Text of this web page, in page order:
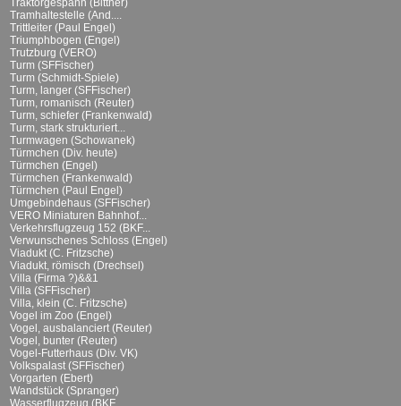
Traktorgespann (Bittner)
Tramhaltestelle (And....
Trittleiter (Paul Engel)
Triumphbogen (Engel)
Trutzburg (VERO)
Turm (SFFischer)
Turm (Schmidt-Spiele)
Turm, langer (SFFischer)
Turm, romanisch (Reuter)
Turm, schiefer (Frankenwald)
Turm, stark strukturiert...
Turmwagen (Schowanek)
Türmchen (Div. heute)
Türmchen (Engel)
Türmchen (Frankenwald)
Türmchen (Paul Engel)
Umgebindehaus (SFFischer)
VERO Miniaturen Bahnhof...
Verkehrsflugzeug 152 (BKF...
Verwunschenes Schloss (Engel)
Viadukt (C. Fritzsche)
Viadukt, römisch (Drechsel)
Villa (Firma ?)&&1
Villa (SFFischer)
Villa, klein (C. Fritzsche)
Vogel im Zoo (Engel)
Vogel, ausbalanciert (Reuter)
Vogel, bunter (Reuter)
Vogel-Futterhaus (Div. VK)
Volkspalast (SFFischer)
Vorgarten (Ebert)
Wandstück (Spranger)
Wasserflugzeug (BKF